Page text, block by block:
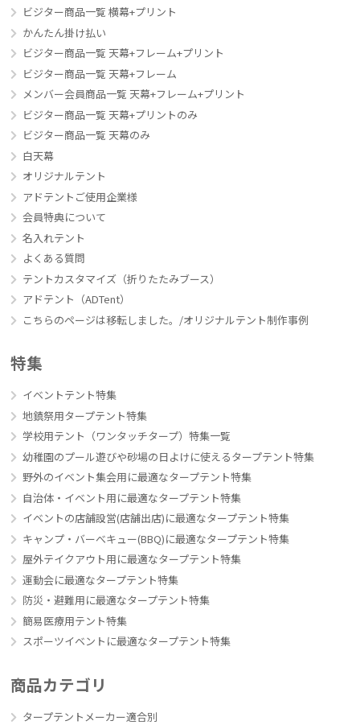
ビジター商品一覧 横幕+プリント
かんたん掛け払い
ビジター商品一覧 天幕+フレーム+プリント
ビジター商品一覧 天幕+フレーム
メンバー会員商品一覧 天幕+フレーム+プリント
ビジター商品一覧 天幕+プリントのみ
ビジター商品一覧 天幕のみ
白天幕
オリジナルテント
アドテントご使用企業様
会員特典について
名入れテント
よくある質問
テントカスタマイズ（折りたたみブース）
アドテント（ADTent）
こちらのページは移転しました。/オリジナルテント制作事例
特集
イベントテント特集
地鎮祭用タープテント特集
学校用テント（ワンタッチタープ）特集一覧
幼稚園のプール遊びや砂場の日よけに使えるタープテント特集
野外のイベント集会用に最適なタープテント特集
自治体・イベント用に最適なタープテント特集
イベントの店舗設営(店舗出店)に最適なタープテント特集
キャンプ・バーべキュー(BBQ)に最適なタープテント特集
屋外テイクアウト用に最適なタープテント特集
運動会に最適なタープテント特集
防災・避難用に最適なタープテント特集
簡易医療用テント特集
スポーツイベントに最適なタープテント特集
商品カテゴリ
タープテントメーカー適合別